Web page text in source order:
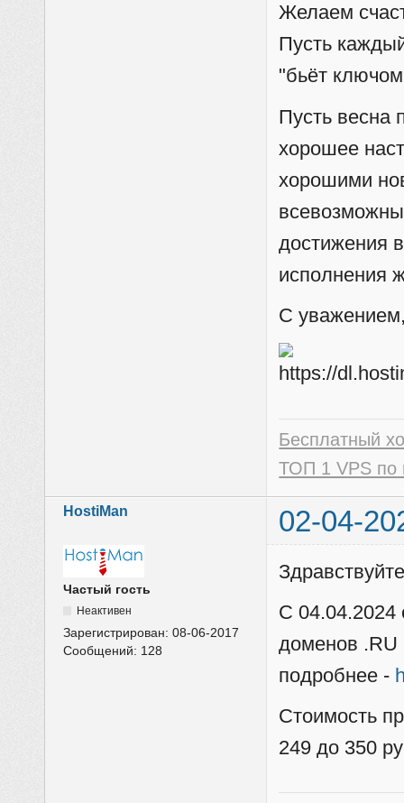
Желаем
Пусть
"бьёт
Пусть весна
хорошее
хорошими
достижения
исполнения
С
Бесплатный
ТОП 1 VPS по
HostiMan 02-04-
Частый гость
Неактивен
Зарегистрирован:08-06-2017
Сообщений: 128
С 04.04.2024
доменов .RU
подробнее -
Стоимость
249 до 350